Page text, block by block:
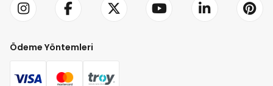
Ödeme Yöntemleri